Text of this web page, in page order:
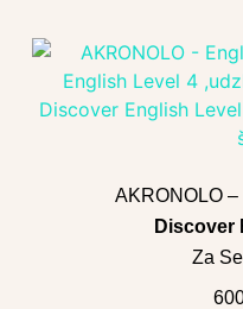
AKRONOLO
Discover
Za